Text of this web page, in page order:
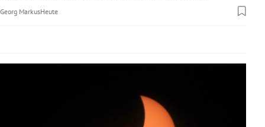
Untermenü
Untermenü
Georg MarkusHeute